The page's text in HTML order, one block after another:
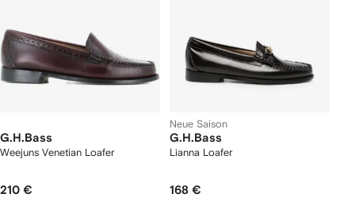
G.H.Bass
Weejuns Venetian Loafer
210 €
Neue Saison
G.H.Bass
Lianna Loafer
168 €